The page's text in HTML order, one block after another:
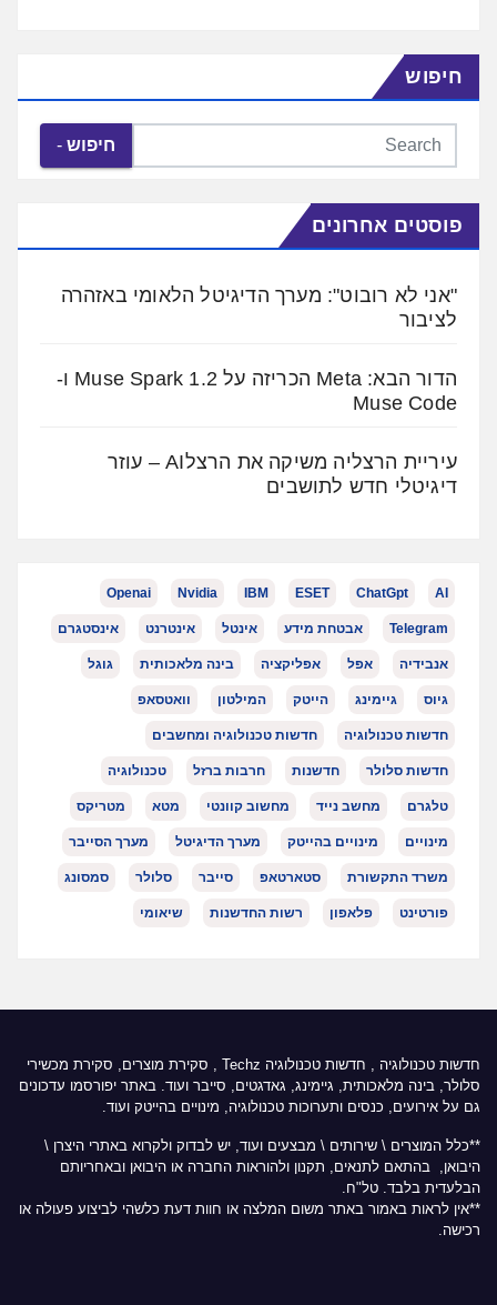
חיפוש
חיפוש
פוסטים אחרונים
"אני לא רובוט": מערך הדיגיטל הלאומי באזהרה
לציבור
הדור הבא: Meta הכריזה על Muse Spark 1.2 ו-
Muse Code
עיריית הרצליה משיקה את הרצלAI – עוזר
דיגיטלי חדש לתושבים
AI
ChatGpt
ESET
IBM
Nvidia
Openai
Telegram אבטחת מידע אינטל אינטרנט אינסטגרם
אנבידיה אפל אפליקציה בינה מלאכותית גוגל
גיוס גיימינג הייטק המילטון וואטסאפ
חדשות טכנולוגיה חדשות טכנולוגיה ומחשבים
חדשות סלולר חדשנות חרבות ברזל טכנולוגיה
טלגרם מחשב נייד מחשוב קוונטי מטא מטריקס
מינויים מינויים בהייטק מערך הדיגיטל מערך הסייבר
משרד התקשורת סטארטאפ סייבר סלולר סמסונג
פורטינט פלאפון רשות החדשנות שיאומי
חדשות טכנולוגיה חדשות טכנולוגיה Techz
, סקירת מוצרים, סקירת מכשירי
סלולר, בינה מלאכותית, גיימינג, גאדגטים, סייבר ועוד. באתר יפורסמו עדכונים
גם על אירועים, כנסים ותערוכות טכנולוגיה, מינויים בהייטק ועוד.
**כלל המוצרים \ שירותים \ מבצעים ועוד, יש לבדוק ולקרוא באתרי היצרן \
היבואן, בהתאם לתנאים, תקנון ולהוראות החברה או היבואן ובאחריותם
הבלעדית בלבד. טל"ח.
**אין לראות באמור באתר משום המלצה או חוות דעת כלשהי לביצוע פעולה או
רכישה.